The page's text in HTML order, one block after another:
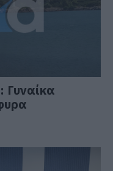
Γυναίκα